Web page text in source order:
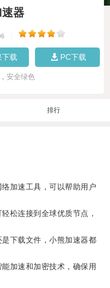
器
下载 PC下载
安全绿色
排行
加速工具，可以帮助用户
连接到全球优质节点，
下载文件，小熊加速器都
加速和加密技术，确保用